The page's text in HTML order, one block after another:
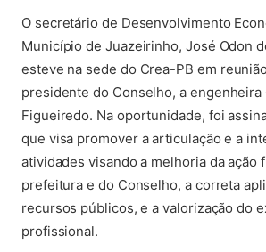
O secretário de Desenvolvimento
Município de Juazeirinho, José Odon
esteve na sede do Crea-PB em
presidente do Conselho, a engenheira
Figueiredo. Na oportunidade, foi
que visa promover a articulação e a
atividades visando a melhoria da ação
prefeitura e do Conselho, a correta
recursos públicos, e a valorização do
profissional.